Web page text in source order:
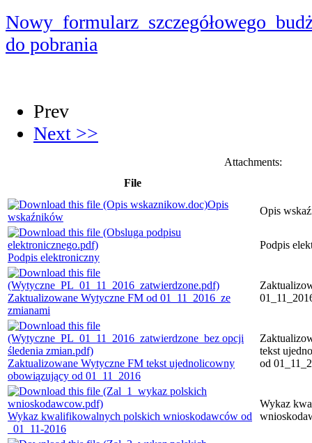
Nowy formularz szczegółowego
do pobrania
Prev
Next >>
Attachments:
File
Opis
wskaźników
Opis
Podpis elektroniczny
Podpis
Zaktualizowane Wytyczne FM od 01_11_2016_ze
zmianami
Zaktualizowane Wytyczne FM tekst ujednolicowny
obowiązujący od 01_11_2016
tekst
od
Wykaz kwalifikowalnych polskich wnioskodawców od
_01_11-2016
Wykaz